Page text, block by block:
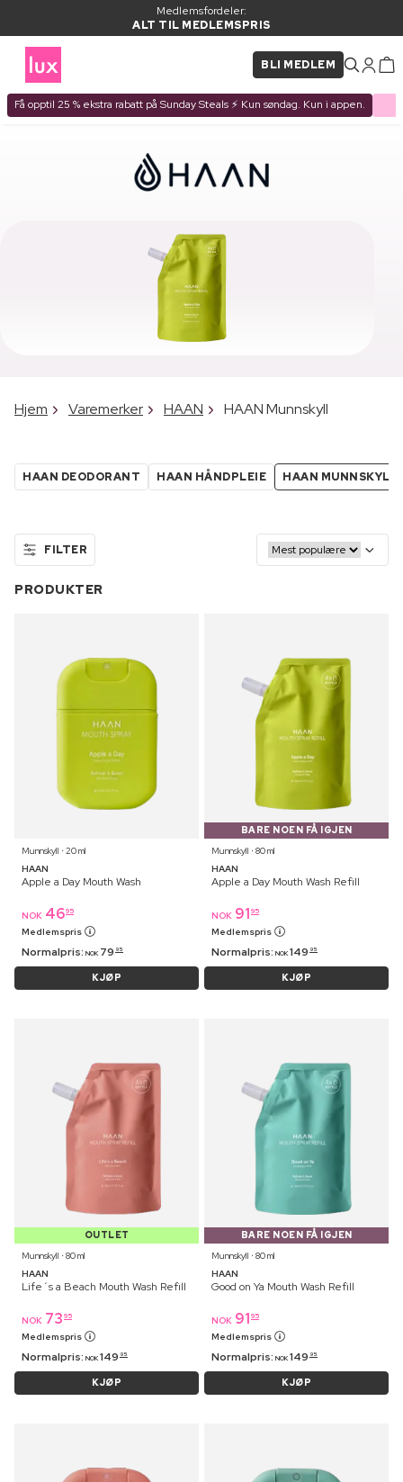
Medlemsfordeler:
ALT TIL MEDLEMSPRIS
BLI MEDLEM
Få opptil 25 % ekstra rabatt på Sunday Steals ⚡ Kun søndag. Kun i appen.
Hjem Varemerker HAAN HAAN Munnskyll
HAAN DEODORANT HAAN HÅNDPLEIE HAAN MUNNSKYLL
FILTER
PRODUKTER
Munnskyll ⋅ 20 ml
HAAN
Apple a Day Mouth Wash
NOK 4695
Medlemspris
Normalpris: NOK 79 95
KJØP
BARE NOEN FÅ IGJEN
Munnskyll ⋅ 80 ml
HAAN
Apple a Day Mouth Wash Refill
NOK 91 95
Medlemspris
Normalpris: NOK 149 95
KJØP
OUTLET
Munnskyll ⋅ 80 ml
HAAN
Life´s a Beach Mouth Wash Refill
NOK 73 95
Medlemspris
Normalpris: NOK 149 95
KJØP
BARE NOEN FÅ IGJEN
Munnskyll ⋅ 80 ml
HAAN
Good on Ya Mouth Wash Refill
NOK 91 95
Medlemspris
Normalpris: NOK 149 95
KJØP